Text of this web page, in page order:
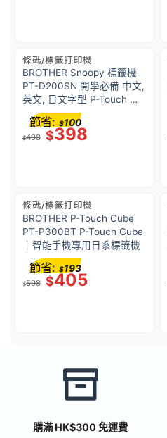
條碼/標籤打印機
BROTHER Snoopy 標籤機
PT-D200SN 開學必備 中文,
英文, 日文字型 P-Touch 護
貝標籤帶 特價優惠
$498 $398
節省: $100
條碼/標籤打印機
BROTHER P-Touch Cube
PT-P300BT P-Touch Cube
｜智能手機專用日系標籤機
$598 $405
節省: $193
購滿 HK$300 免運費